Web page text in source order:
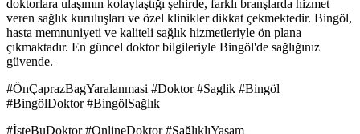
doktorlara ulaşımın kolaylaştığı şehirde, farklı branşlarda hizmet
veren sağlık kuruluşları ve özel klinikler dikkat çekmektedir. Bingöl,
hasta memnuniyeti ve kaliteli sağlık hizmetleriyle ön plana
çıkmaktadır. En güncel doktor bilgileriyle Bingöl'de sağlığınız
güvende.
#ÖnÇaprazBagYaralanmasi #Doktor #Saglik #Bingöl
#BingölDoktor #BingölSağlık
#İşteBuDoktor #OnlineDoktor #SağlıklıYaşam